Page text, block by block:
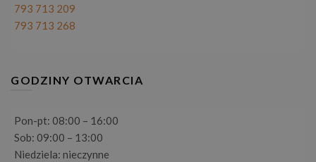
793 713 209
793 713 268
GODZINY OTWARCIA
Pon-pt: 08:00 – 16:00
Sob: 09:00 – 13:00
Niedziela: nieczynne